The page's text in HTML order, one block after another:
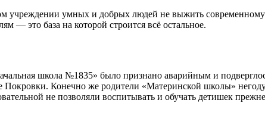
учреждении умных и добрых людей не выжить
— это база на которой строится всё остальное.
школа №1835» было признано аварийным и
Конечно же родители «Материнской школы»
не позволяли воспитывать и обучать детишек